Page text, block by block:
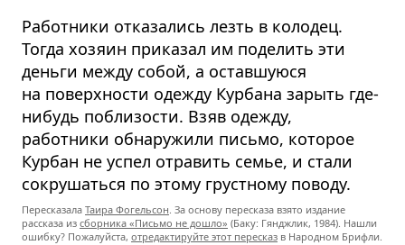
Работники отказались лезть в колодец.
Тогда хозяин приказал им поделить эти
деньги между собой, а оставшуюся
на поверхности одежду Курбана зарыть где-
нибудь поблизости. Взяв одежду,
работники обнаружили письмо, которое
Курбан не успел отравить семье, и стали
сокрушаться по этому грустному поводу.
Пересказала Таира Фогельсон . За основу пересказа взято издание
рассказа из сборника «Письмо не дошло» (Баку: Гянджлик, 1984). Нашли
ошибку? Пожалуйста, отредактируйте этот пересказ в Народном Брифли.